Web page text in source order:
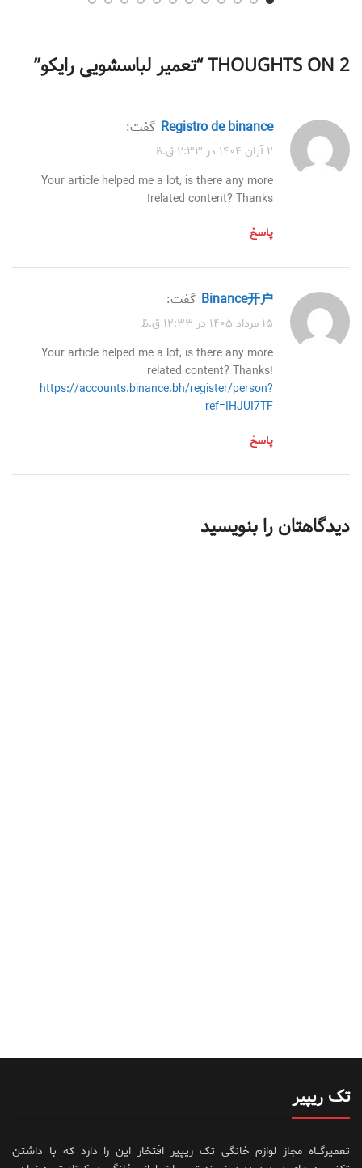
2 THOUGHTS ON “ تعمیر لباسشویی رایکو”
Registro de binance گفت:
۲ آبان ۱۴۰۴ در ۲:۳۳ ق.ظ
Your article helped me a lot, is there any more
related content? Thanks!
پاسخ
Binance开户 گفت:
۱۵ مرداد ۱۴۰۵ در ۱۲:۳۳ ق.ظ
Your article helped me a lot, is there any more
related content? Thanks!
https://accounts.binance.bh/register/person?
ref=IHJUI7TF
پاسخ
دیدگاهتان را بنویسید
تک ریپیر
تعمیرگــاه مجاز لوازم خانگی تک ریپیر افتخار این را دارد که با داشتن